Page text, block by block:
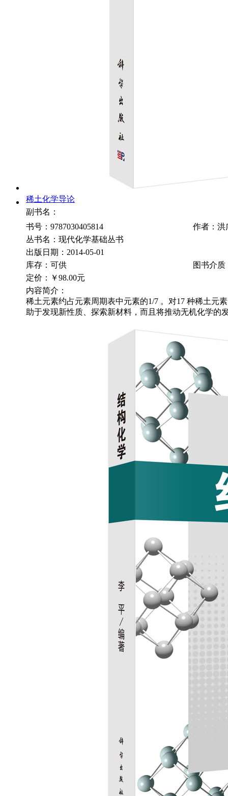
稀土化学导论
副书名：
书号：9787030405814
作者：洪
丛书名：现代化学基础丛书
出版日期：2014-05-01
库存：可供
图书介质
定价：
￥98.00元
内容简介：
稀土元素约占元素周期表中元素的1/7 。对17 种稀土元
助于发现新性质、探索新材料，而且将推动无机化学的